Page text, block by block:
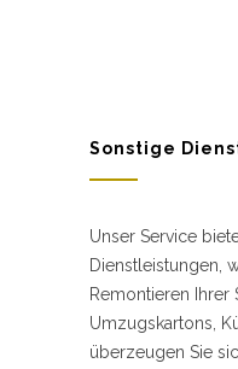
Sonstige
Unser Service
Dienstleistungen,
Remontieren Ihrer
Umzugskartons,
überzeugen Sie